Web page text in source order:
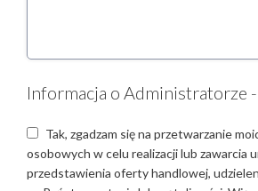
Informacja o Administratorze -
Tak, zgadzam się na przetwarzanie
osobowych w celu realizacji lub zawarcia
przedstawienia oferty handlowej,